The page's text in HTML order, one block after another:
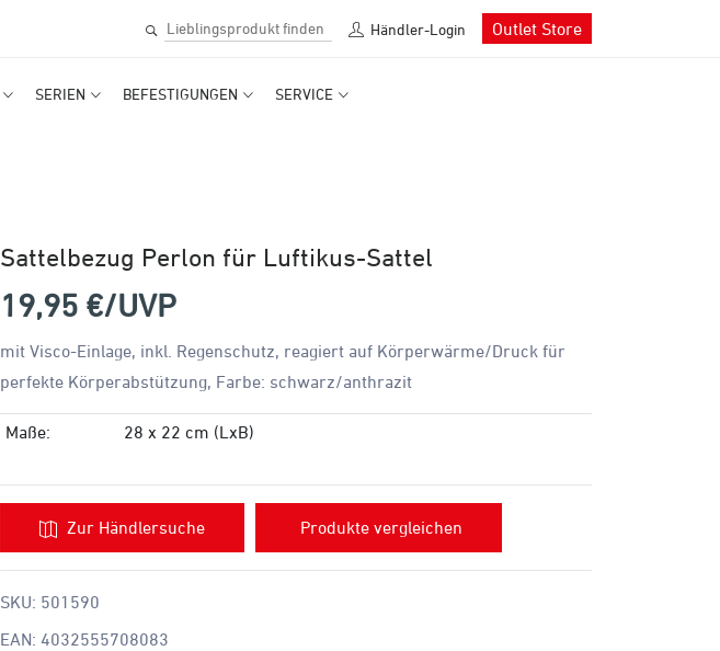
Händler-Login Outlet Store
SERIEN BEFESTIGUNGEN SERVICE
Sattelbezug Perlon für Luftikus-Sattel
19,95 €/UVP
mit Visco-Einlage, inkl. Regenschutz, reagiert auf Körperwärme/Druck für
perfekte Körperabstützung, Farbe: schwarz/anthrazit
Maße: 28 x 22 cm (LxB)
Zur Händlersuche Produkte vergleichen
SKU: 501590
EAN: 4032555708083